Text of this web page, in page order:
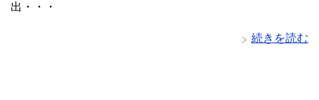
出・・・
続きを読む